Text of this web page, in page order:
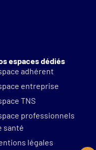
espaces dédiés
adhérent
entreprise
TNS
professionnels
santé
légales